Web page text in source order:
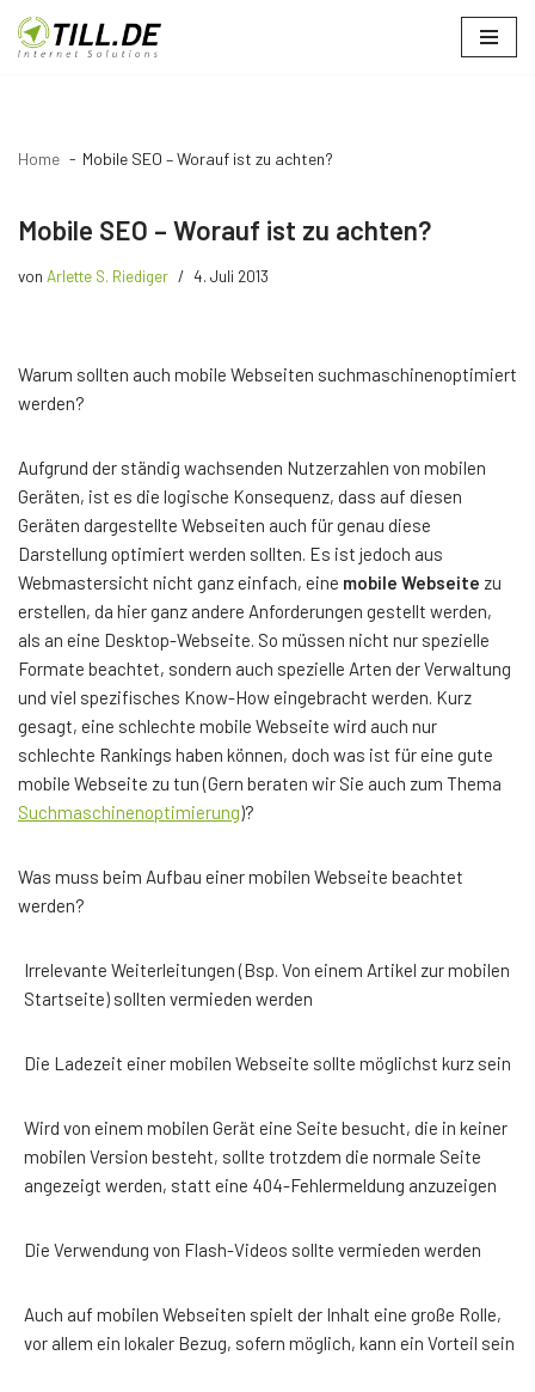
Zum
Home Mobile SEO – Worauf ist zu achten?
Mobile SEO – Worauf ist zu achten?
von Arlette S. Riediger 4. Juli 2013
Warum sollten auch mobile Webseiten suchmaschinenoptimiert
werden?
Aufgrund der ständig wachsenden Nutzerzahlen von mobilen
Geräten, ist es die logische Konsequenz, dass auf diesen
Geräten dargestellte Webseiten auch für genau diese
Darstellung optimiert werden sollten. Es ist jedoch aus
Webmastersicht nicht ganz einfach, eine mobile Webseite zu
erstellen, da hier ganz andere Anforderungen gestellt werden,
als an eine Desktop-Webseite. So müssen nicht nur spezielle
Formate beachtet, sondern auch spezielle Arten der Verwaltung
und viel spezifisches Know-How eingebracht werden. Kurz
gesagt, eine schlechte mobile Webseite wird auch nur
schlechte Rankings haben können, doch was ist für eine gute
mobile Webseite zu tun (Gern beraten wir Sie auch zum Thema
Suchmaschinenoptimierung)?
Was muss beim Aufbau einer mobilen Webseite beachtet
werden?
Irrelevante Weiterleitungen (Bsp. Von einem Artikel zur mobilen
Startseite) sollten vermieden werden
Die Ladezeit einer mobilen Webseite sollte möglichst kurz sein
Wird von einem mobilen Gerät eine Seite besucht, die in keiner
mobilen Version besteht, sollte trotzdem die normale Seite
angezeigt werden, statt eine 404-Fehlermeldung anzuzeigen
Die Verwendung von Flash-Videos sollte vermieden werden
Auch auf mobilen Webseiten spielt der Inhalt eine große Rolle,
vor allem ein lokaler Bezug, sofern möglich, kann ein Vorteil sein